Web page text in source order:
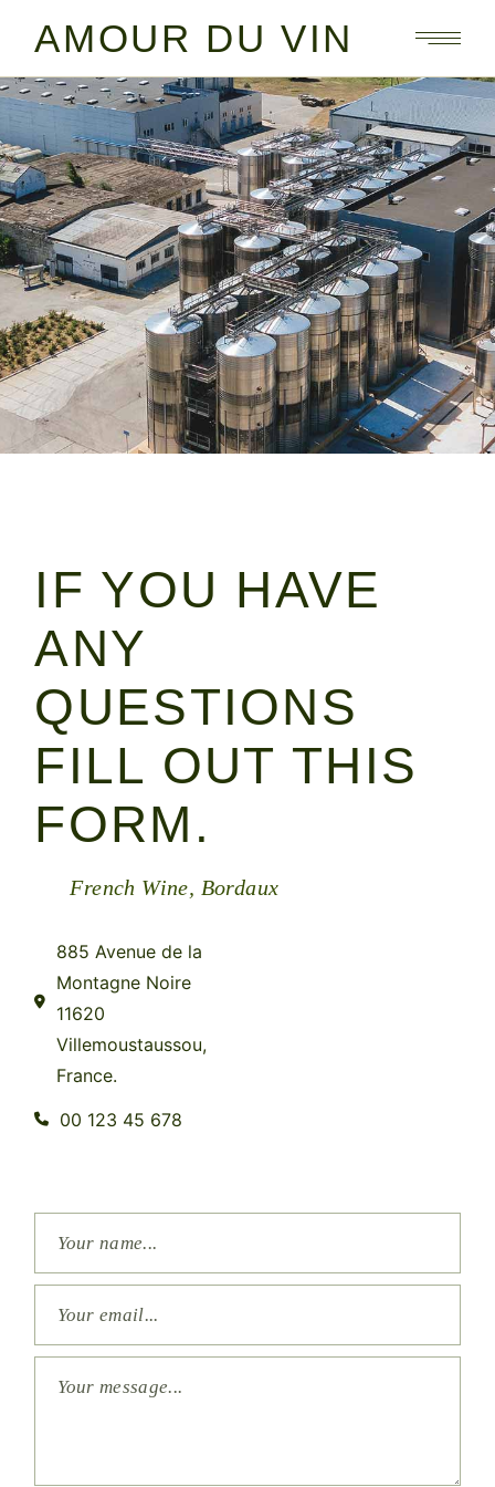
AMOUR DU VIN
IF YOU HAVE
ANY
QUESTIONS
FILL OUT THIS
FORM.
French Wine, Bordaux
885 Avenue de la
Montagne Noire
11620
Villemoustaussou,
France.
00 123 45 678